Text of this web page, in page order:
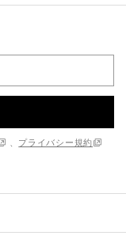
プライバシー規約